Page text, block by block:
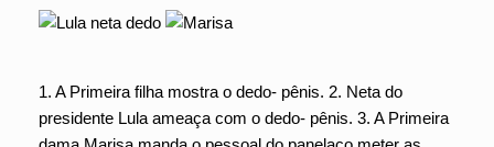
1. A Primeira filha mostra o dedo- pênis. 2. Neta do
presidente Lula ameaça com o dedo- pênis. 3. A Primeira